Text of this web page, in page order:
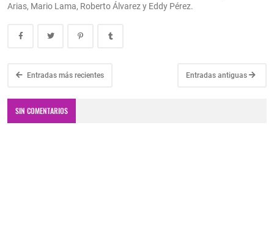
Arias, Mario Lama, Roberto Álvarez y Eddy Pérez.
Entradas más recientes Entradas antiguas
SIN COMENTARIOS